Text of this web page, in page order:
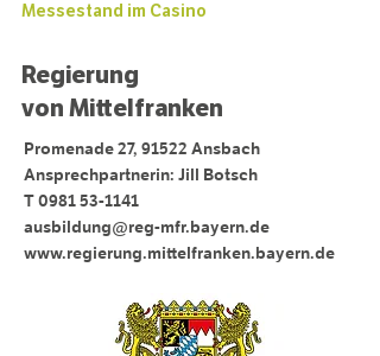
Messestand im Casino
Regierung
von Mittelfranken
Promenade 27, 91522 Ansbach
Ansprechpartnerin: Jill Botsch
T 0981 53-1141
ausbildung@reg-mfr.bayern.de
www.regierung.mittelfranken.bayern.de